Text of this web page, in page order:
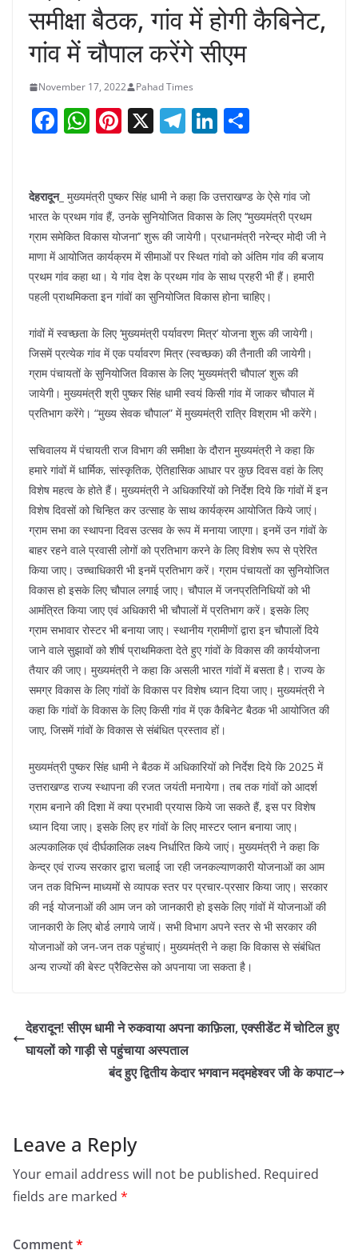
समीक्षा बैठक, गांव में होगी कैबिनेट,
गांव में चौपाल करेंगे सीएम
November 17, 2022 Pahad Times
F
e
b
o
o
k
W
s
A
p
p
Pi
e
st
X T
gr
a
m
Li
e
dI
n
e
देहरादून_ मुख्यमंत्री पुष्कर सिंह धामी ने कहा कि उत्तराखण्ड के ऐसे गांव जो
भारत के प्रथम गांव हैं, उनके सुनियोजित विकास के लिए ‘‘मुख्यमंत्री प्रथम
ग्राम समेकित विकास योजना’’ शुरू की जायेगी। प्रधानमंत्री नरेन्द्र मोदी जी ने
माणा में आयोजित कार्यक्रम में सीमाओं पर स्थित गांवो को अंतिम गांव की बजाय
प्रथम गांव कहा था। ये गांव देश के प्रथम गांव के साथ प्रहरी भी हैं। हमारी
पहली प्राथमिकता इन गांवों का सुनियोजित विकास होना चाहिए।
गांवों में स्वच्छता के लिए ‘मुख्यमंत्री पर्यावरण मित्र’ योजना शुरू की जायेगी।
जिसमें प्रत्येक गांव में एक पर्यावरण मित्र (स्वच्छक) की तैनाती की जायेगी।
ग्राम पंचायतों के सुनियोजित विकास के लिए ‘मुख्यमंत्री चौपाल’ शुरू की
जायेगी। मुख्यमंत्री श्री पुष्कर सिंह धामी स्वयं किसी गांव में जाकर चौपाल में
प्रतिभाग करेंगे। “मुख्य सेवक चौपाल” में मुख्यमंत्री रात्रि विश्राम भी करेंगे।
सचिवालय में पंचायती राज विभाग की समीक्षा के दौरान मुख्यमंत्री ने कहा कि
हमारे गांवों में धार्मिक, सांस्कृतिक, ऐतिहासिक आधार पर कुछ दिवस वहां के लिए
विशेष महत्व के होते हैं। मुख्यमंत्री ने अधिकारियों को निर्देश दिये कि गांवों में इन
विशेष दिवसों को चिन्हित कर उत्साह के साथ कार्यक्रम आयोजित किये जाएं।
ग्राम सभा का स्थापना दिवस उत्सव के रूप में मनाया जाएगा। इनमें उन गांवों के
बाहर रहने वाले प्रवासी लोगों को प्रतिभाग करने के लिए विशेष रूप से प्रेरित
किया जाए। उच्चाधिकारी भी इनमें प्रतिभाग करें। ग्राम पंचायतों का सुनियोजित
विकास हो इसके लिए चौपाल लगाई जाए। चौपाल में जनप्रतिनिधियों को भी
आमंत्रित किया जाए एवं अधिकारी भी चौपालों में प्रतिभाग करें। इसके लिए
ग्राम सभावार रोस्टर भी बनाया जाए। स्थानीय ग्रामीणों द्वारा इन चौपालों दिये
जाने वाले सुझावों को शीर्ष प्राथमिकता देते हुए गांवों के विकास की कार्ययोजना
तैयार की जाए। मुख्यमंत्री ने कहा कि असली भारत गांवों में बसता है। राज्य के
समग्र विकास के लिए गांवों के विकास पर विशेष ध्यान दिया जाए। मुख्यमंत्री ने
कहा कि गांवों के विकास के लिए किसी गांव में एक कैबिनेट बैठक भी आयोजित की
जाए, जिसमें गांवों के विकास से संबंधित प्रस्ताव हों।
मुख्यमंत्री पुष्कर सिंह धामी ने बैठक में अधिकारियों को निर्देश दिये कि 2025 में
उत्तराखण्ड राज्य स्थापना की रजत जयंती मनायेगा। तब तक गांवों को आदर्श
ग्राम बनाने की दिशा में क्या प्रभावी प्रयास किये जा सकते हैं, इस पर विशेष
ध्यान दिया जाए। इसके लिए हर गांवों के लिए मास्टर प्लान बनाया जाए।
अल्पकालिक एवं दीर्घकालिक लक्ष्य निर्धारित किये जाएं। मुख्यमंत्री ने कहा कि
केन्द्र एवं राज्य सरकार द्वारा चलाई जा रही जनकल्याणकारी योजनाओं का आम
जन तक विभिन्न माध्यमों से व्यापक स्तर पर प्रचार-प्रसार किया जाए। सरकार
की नई योजनाओं की आम जन को जानकारी हो इसके लिए गांवों में योजनाओं की
जानकारी के लिए बोर्ड लगाये जायें। सभी विभाग अपने स्तर से भी सरकार की
योजनाओं को जन-जन तक पहुंचाएं। मुख्यमंत्री ने कहा कि विकास से संबंधित
अन्य राज्यों की बेस्ट प्रैक्टिसेस को अपनाया जा सकता है।
देहरादून! सीएम धामी ने रुकवाया अपना काफ़िला, एक्सीडेंट में चोटिल हुए
घायलों को गाड़ी से पहुंचाया अस्पताल
बंद हुए द्वितीय केदार भगवान मद्महेश्वर जी के कपाट
Leave a Reply
Your email address will not be published. Required
fields are marked *
Comment*